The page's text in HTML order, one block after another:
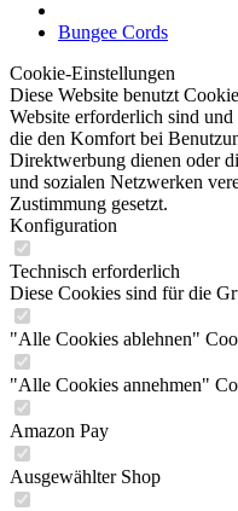
Bungee Cords
Cookie-Einstellungen
Diese Website benutzt
Website erforderlich sind
die den Komfort bei
Direktwerbung dienen oder
und sozialen Netzwerken
Zustimmung gesetzt.
Konfiguration
Technisch erforderlich
Diese Cookies sind für die
"Alle Cookies ablehnen"
"Alle Cookies annehmen"
Amazon Pay
Ausgewählter Shop